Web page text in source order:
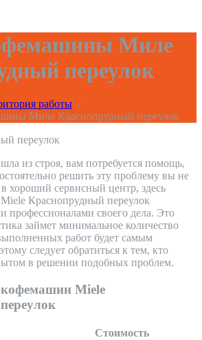
Миле
переулок
работы /
Миле Краснопрудный переулок
из строя, вам потребуется помощь,
решить эту проблему вы не
хороший сервисный центр, здесь
Краснопрудный переулок
профессионалами своего дела. Это
займет минимальное количество
работ будет самым
следует обратиться к тем, кто
в решении подобных проблем.
Miele
Стоимость